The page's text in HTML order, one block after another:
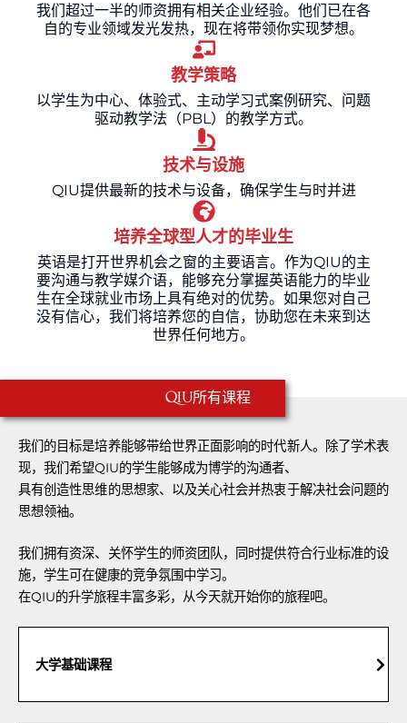
我们超过一半的师资拥有相关企业经验。他们已在各
自的专业领域发光发热，现在将带领你实现梦想。
教学策略
以学生为中心、体验式、主动学习式案例研究、问题
驱动教学法（PBL）的教学方式。
技术与设施
QIU提供最新的技术与设备，确保学生与时并进
培养全球型人才的毕业生
英语是打开世界机会之窗的主要语言。作为QIU的主
要沟通与教学媒介语，能够充分掌握英语能力的毕业
生在全球就业市场上具有绝对的优势。如果您对自己
没有信心，我们将培养您的自信，协助您在未来到达
世界任何地方。
QIU所有课程
我们的目标是培养能够带给世界正面影响的时代新人。除了学术表
现，我们希望QIU的学生能够成为博学的沟通者、
具有创造性思维的思想家、以及关心社会并热衷于解决社会问题的
思想领袖。
我们拥有资深、关怀学生的师资团队，同时提供符合行业标准的设
施，学生可在健康的竞争氛围中学习。
在QIU的升学旅程丰富多彩，从今天就开始你的旅程吧。
大学基础课程